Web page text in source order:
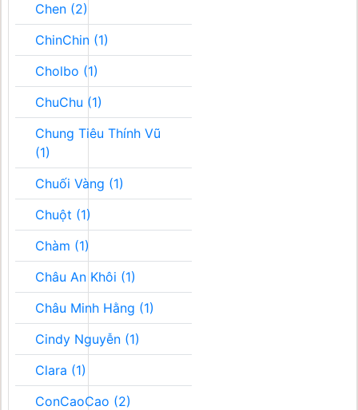
Chen (2)
ChinChin (1)
Cholbo (1)
ChuChu (1)
Chung Tiêu Thính Vũ
(1)
Chuối Vàng (1)
Chuột (1)
Chàm (1)
Châu An Khôi (1)
Châu Minh Hằng (1)
Cindy Nguyễn (1)
Clara (1)
ConCaoCao (2)